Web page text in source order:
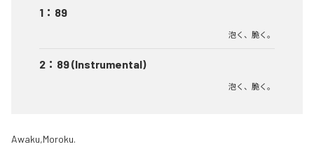
1 ： 89
泡く、脆く。
2 ： 89 (Instrumental)
泡く、脆く。
Awaku,Moroku.